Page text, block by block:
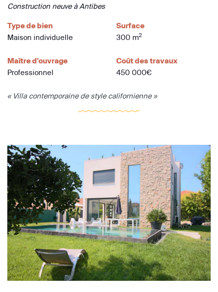
Construction neuve à Antibes
Type de bien
Maison individuelle
Surface
300 m2
Maître d'ouvrage
Professionnel
Coût des travaux
450 000€
« Villa contemporaine de style californienne »